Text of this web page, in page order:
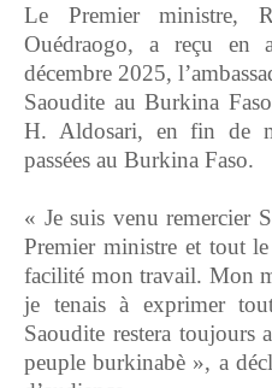
Le Premier ministre,
Ouédraogo, a reçu en
décembre 2025,
Saoudite au Burkina
H. Aldosari, en fin de
passées au Burkina Faso.
‎« Je suis venu remercier
Premier ministre et tout
facilité mon travail. Mon
je tenais à exprimer
Saoudite restera toujours
peuple burkinabè », a